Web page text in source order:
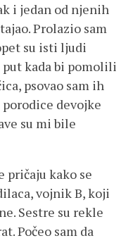
i jedan od njenih
Prolazio sam
su isti ljudi
kada bi pomolili
psovao sam ih
devojke
su mi bile
pričaju kako se
vojnik B, koji
Sestre su rekle
Počeo sam da